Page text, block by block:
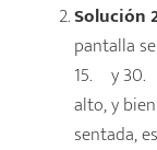
Solución
pantalla
15.º y
alto, y
sentada,